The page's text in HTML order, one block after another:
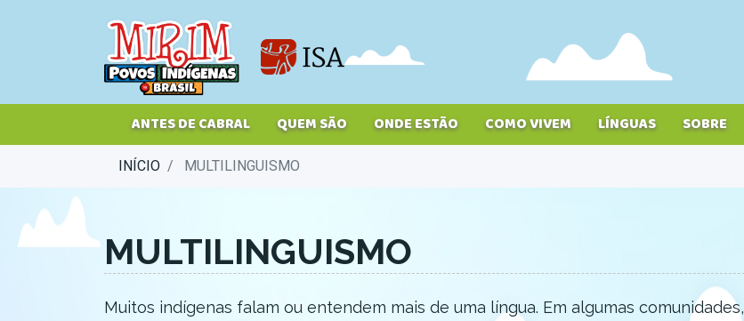
ANTES DE CABRAL QUEM SÃO ONDE ESTÃO COMO VIVEM LÍNGUAS SOBRE
INÍCIO MULTILINGUISMO
MULTILINGUISMO
Muitos indígenas falam ou entendem mais de uma língua. Em algumas comunidades,